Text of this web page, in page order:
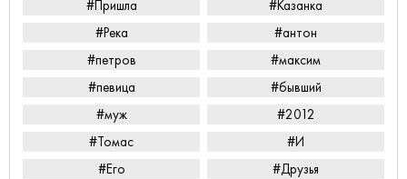
#Пришла
#Казанка
#Река
#антон
#петров
#максим
#певица
#бывший
#муж
#2012
#Томас
#И
#Его
#Друзья